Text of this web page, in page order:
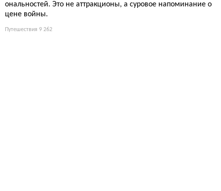
ональностей. Это не аттракционы, а суровое напоминание о
цене войны.
Путешествия 9 262